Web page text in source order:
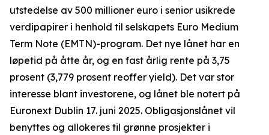
utstedelse av 500 millioner euro i senior usikrede
verdipapirer i henhold til selskapets Euro Medium
Term Note (EMTN)-program. Det nye lånet har en
løpetid på åtte år, og en fast årlig rente på 3,75
prosent (3,779 prosent reoffer yield). Det var stor
interesse blant investorene, og lånet ble notert på
Euronext Dublin 17. juni 2025. Obligasjonslånet vil
benyttes og allokeres til grønne prosjekter i